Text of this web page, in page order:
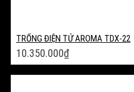
TRỐNG ĐIỆN TỬ AROMA TDX-22
10.350.000₫